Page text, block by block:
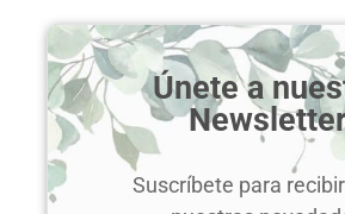
Únete a
Suscríbete para